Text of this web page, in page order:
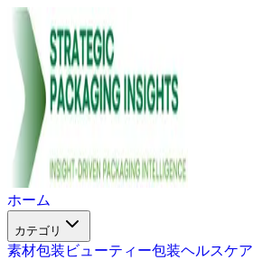
ホーム
カテゴリ
素材包装 ビューティー包装ヘルスケ